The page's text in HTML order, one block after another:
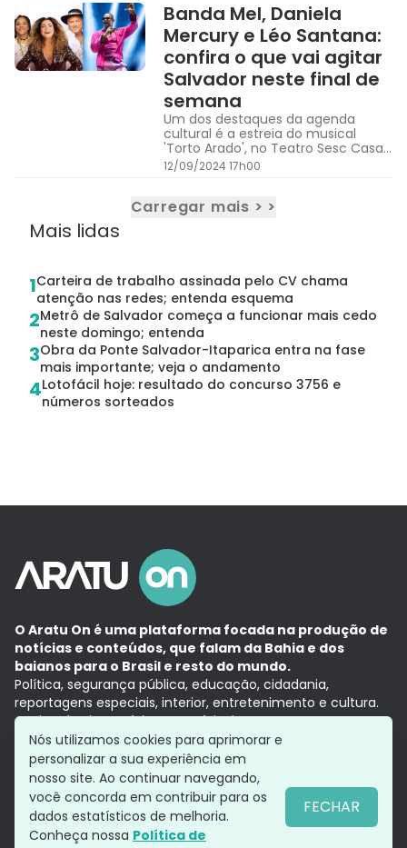
Banda Mel, Daniela
Mercury e Léo Santana:
confira o que vai agitar
Salvador neste final de
semana
Um dos destaques da agenda
cultural é a estreia do musical
'Torto Arado', no Teatro Sesc Casa
do Comércio
12/09/2024 17h00
Carregar mais > >
Mais lidas
1Carteira de trabalho assinada pelo CV chama
atenção nas redes; entenda esquema
2Metrô de Salvador começa a funcionar mais cedo
neste domingo; entenda
3Obra da Ponte Salvador-Itaparica entra na fase
mais importante; veja o andamento
4Lotofácil hoje: resultado do concurso 3756 e
números sorteados
O Aratu On é uma plataforma focada na produção de
notícias e conteúdos, que falam da Bahia e dos
baianos para o Brasil e resto do mundo.
Política, segurança pública, educação, cidadania,
reportagens especiais, interior, entretenimento e cultura.
Aqui, tudo vira notícia e a notícia é no tempo presente,
com a credibilidade do Grupo Aratu.
Grupo Aratu
Política de privacidade
Siga-nos
Nós utilizamos cookies para aprimorar e
personalizar a sua experiência em
nosso site. Ao continuar navegando,
você concorda em contribuir para os
dados estatísticos de melhoria.
Conheça nossa Política de
FECHAR